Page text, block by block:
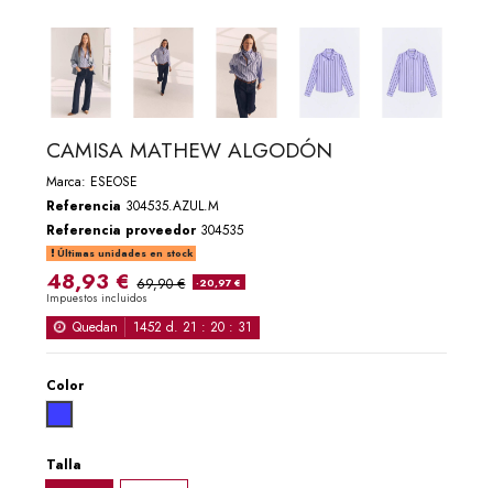
CAMISA MATHEW ALGODÓN
Marca: ESEOSE
Referencia 304535.AZUL.M
Referencia proveedor 304535
Últimas unidades en stock
48,93 € 69,90 € -20,97 €
Impuestos incluidos
Quedan 1452 d. 21 :20 : 31
Color
Talla